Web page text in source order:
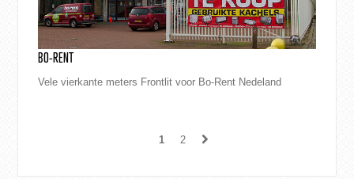
BO-RENT
Vele vierkante meters Frontlit voor Bo-Rent Nedeland
1 2